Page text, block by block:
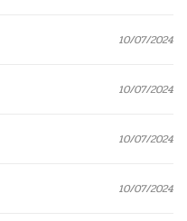
10/07/2024
10/07/2024
10/07/2024
10/07/2024